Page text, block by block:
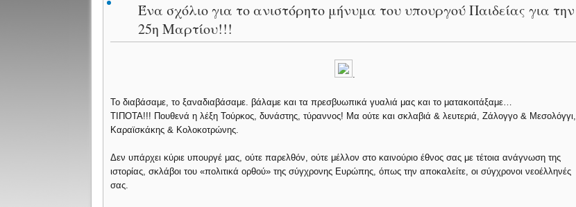
Ένα σχόλιο για το ανιστόρητο μήνυμα του υπουργού Παιδείας για την
25η Μαρτίου!!!
.
Το διαβάσαμε, το ξαναδιαβάσαμε. βάλαμε και τα πρεσβυωπικά γυαλιά μας και το ματακοιτάξαμε…
ΤΙΠΟΤΑ!!! Πουθενά η λέξη Τούρκος, δυνάστης, τύραννος! Μα ούτε και σκλαβιά & λευτεριά, Ζάλογγο & Μεσολόγγι,
Καραϊσκάκης & Κολοκοτρώνης.
Δεν υπάρχει κύριε υπουργέ μας, ούτε παρελθόν, ούτε μέλλον στο καινούριο έθνος σας με τέτοια ανάγνωση της
ιστορίας, σκλάβοι του «πολιτικά ορθού» της σύγχρονης Ευρώπης, όπως την αποκαλείτε, οι σύγχρονοι νεοέλληνές
σας.